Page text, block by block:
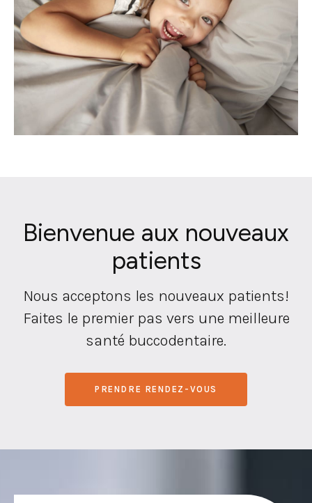
Bienvenue aux nouveaux
patients
Nous acceptons les nouveaux patients!
Faites le premier pas vers une meilleure
santé buccodentaire.
PRENDRE RENDEZ-VOUS